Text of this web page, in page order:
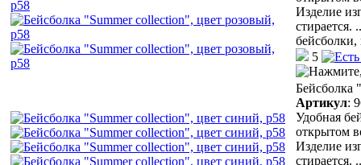
Изделие
стирается.
5
Бейсболка
Артикул:
Удобная
открытом
Изделие
стирается.